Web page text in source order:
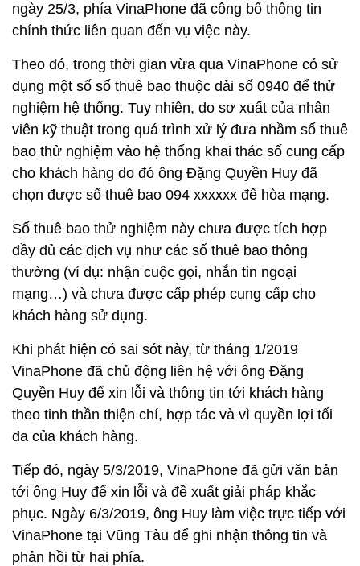
ngày 25/3, phía VinaPhone đã công bố thông tin
chính thức liên quan đến vụ việc này.
Theo đó, trong thời gian vừa qua VinaPhone có sử
dụng một số số thuê bao thuộc dải số 0940 để thử
nghiệm hệ thống. Tuy nhiên, do sơ xuất của nhân
viên kỹ thuật trong quá trình xử lý đưa nhầm số thuê
bao thử nghiệm vào hệ thống khai thác số cung cấp
cho khách hàng do đó ông Đặng Quyền Huy đã
chọn được số thuê bao 094 xxxxxx để hòa mạng.
Số thuê bao thử nghiệm này chưa được tích hợp
đầy đủ các dịch vụ như các số thuê bao thông
thường (ví dụ: nhận cuộc gọi, nhắn tin ngoại
mạng…) và chưa được cấp phép cung cấp cho
khách hàng sử dụng.
Khi phát hiện có sai sót này, từ tháng 1/2019
VinaPhone đã chủ động liên hệ với ông Đặng
Quyền Huy để xin lỗi và thông tin tới khách hàng
theo tinh thần thiện chí, hợp tác và vì quyền lợi tối
đa của khách hàng.
Tiếp đó, ngày 5/3/2019, VinaPhone đã gửi văn bản
tới ông Huy để xin lỗi và đề xuất giải pháp khắc
phục. Ngày 6/3/2019, ông Huy làm việc trực tiếp với
VinaPhone tại Vũng Tàu để ghi nhận thông tin và
phản hồi từ hai phía.